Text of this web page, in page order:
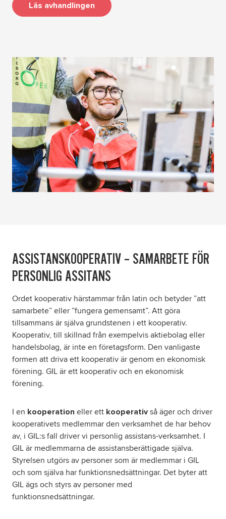
Läs avhandlingen
ASSISTANSKOOPERATIV – SAMARBETE FÖR
PERSONLIG ASSITANS
Ordet kooperativ härstammar från latin och betyder ”att
samarbete” eller ”fungera gemensamt”. Att göra
tillsammans är själva grundstenen i ett kooperativ.
Kooperativ, till skillnad från exempelvis aktiebolag eller
handelsbolag, är inte en företagsform. Den vanligaste
formen att driva ett kooperativ är genom en ekonomisk
förening. GIL är ett kooperativ och en ekonomisk
förening.
I en kooperation eller ett kooperativ så äger och driver
kooperativets medlemmar den verksamhet de har behov
av, i GIL:s fall driver vi personlig assistans-verksamhet. I
GIL är medlemmarna de assistansberättigade själva.
Styrelsen utgörs av personer som är medlemmar i GIL
och som själva har funktionsnedsättningar. Det byter att
GIL ägs och styrs av personer med
funktionsnedsättningar.